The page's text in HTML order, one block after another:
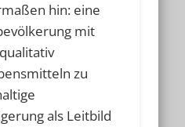
hin: eine
mit
zu
als Leitbild